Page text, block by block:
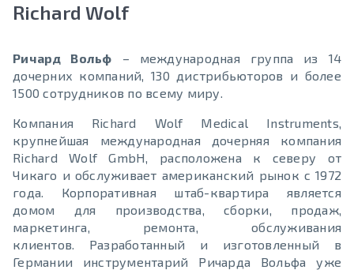
Richard Wolf
Ричард Вольф – международная группа из 14
дочерних компаний, 130 дистрибьюторов и более
1500 сотрудников по всему миру.
Компания Richard Wolf Medical Instruments,
крупнейшая международная дочерняя компания
Richard Wolf GmbH, расположена к северу от
Чикаго и обслуживает американский рынок с 1972
года. Корпоративная штаб-квартира является
домом для производства, сборки, продаж,
маркетинга, ремонта, обслуживания
клиентов. Разработанный и изготовленный в
Германии инструментарий Ричарда Вольфа уже